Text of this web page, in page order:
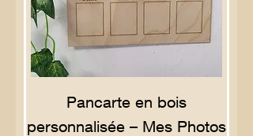
Pancarte en bois
personnalisée – Mes Photos